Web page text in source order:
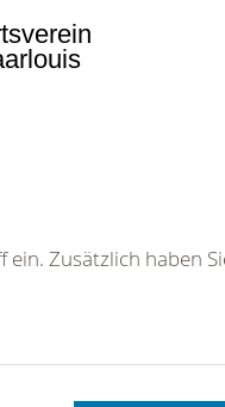
ein. Zusätzlich haben